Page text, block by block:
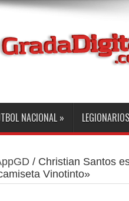
NACIONAL » LEGIONARIOS
/ Christian Santos
Vinotinto»